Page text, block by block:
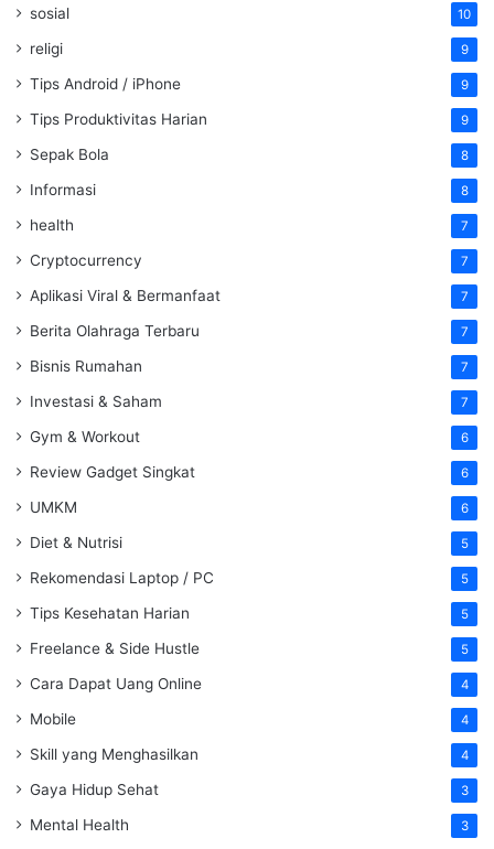
sosial 10
religi 9
Tips Android / iPhone 9
Tips Produktivitas Harian 9
Sepak Bola 8
Informasi 8
health 7
Cryptocurrency 7
Aplikasi Viral & Bermanfaat 7
Berita Olahraga Terbaru 7
Bisnis Rumahan 7
Investasi & Saham 7
Gym & Workout 6
Review Gadget Singkat 6
UMKM 6
Diet & Nutrisi 5
Rekomendasi Laptop / PC 5
Tips Kesehatan Harian 5
Freelance & Side Hustle 5
Cara Dapat Uang Online 4
Mobile 4
Skill yang Menghasilkan 4
Gaya Hidup Sehat 3
Mental Health 3